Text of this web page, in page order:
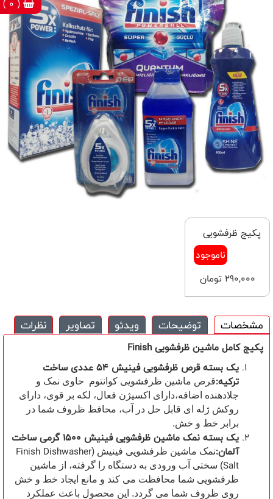
( 0 )
پکیج ظرفشویی
ناموجود
290,000 تومان
مشخصات توضیحات ویدئو تصاویر نظرات
پکیج کامل ماشین ظرفشویی Finish
یک بسته قرص ظرفشویی فینیش 54 عددی ساخت
ترکیه:قرص ماشین ظرفشویی کوانتوم حاوی نمک و
جلادهنده اضافه،دارای اکسیژن فعال، لکه بر قوی، دارای
روکش ژله ای قابل حل در آب، محافظ ظروف شما در
برابر خط و خش.
یک بسته نمک ماشین ظرفشویی فینیش 1500 گرمی ساخت
آلمان:نمک ماشین ظرفشویی فینیش (Finish Dishwasher
Salt) سختی آب ورودی به دستگاه را گرفته، از ماشین
ظرفشویی شما محافظت می کند و مانع ایجاد خط و خش
روی ظروف شما می گردد. این محصول باعث عملکرد